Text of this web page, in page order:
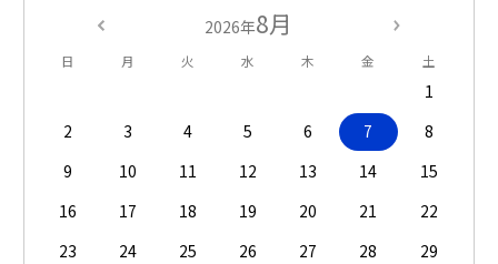
2026年8月
日 月 火 水 木 金 土
1
2
3 4 5 6 7
8
9
10 11 12 13 14
15
16
17 18 19 20 21
22
23
24 25 26 27 28
29